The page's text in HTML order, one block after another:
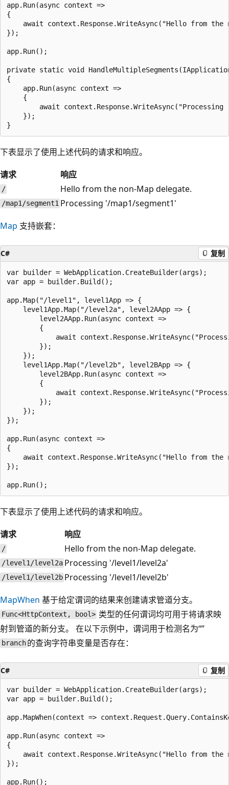
app.Run(async context =>
{
await context.Response.WriteAsync("Hello from the
});
app.Run();
private static void
{
    app.Run(async context =>
    {
await context.Response.WriteAsync("Processing
    });
下表显示了使用上述代码的请求和响应。
请求
响应
/ Hello from the non-Map delegate.
/map1/segment1 Processing '/map1/segment1'
Map 支持嵌套：
C# 复制
var builder = WebApplication.CreateBuilder(args);
var app = builder.Build();
app.Map("/level1", level1App => {
    level1App.Map("/level2a", level2AApp => {
        level2AApp.Run(async context =>
        {
await
        });
    });
    level1App.Map("/level2b", level2BApp => {
        level2BApp.Run(async context =>
        {
await
        });
    });
});
app.Run(async context =>
{
await context.Response.WriteAsync("Hello from the
});
下表显示了使用上述代码的请求和响应。
请求
响应
/ Hello from the non-Map delegate.
/level1/level2a Processing '/level1/level2a'
/level1/level2b Processing '/level1/level2b'
MapWhen 基于给定谓词的结果来创建请求管道分支。
Func<HttpContext, bool> 类型的任何谓词均可用于将请求映
射到管道的新分支。 在以下示例中，谓词用于检测名为“”
branch 的查询字符串变量是否存在：
C# 复制
var builder = WebApplication.CreateBuilder(args);
var app = builder.Build();
app.MapWhen(context =>
app.Run(async context =>
{
await context.Response.WriteAsync("Hello from the
});
app.Run();